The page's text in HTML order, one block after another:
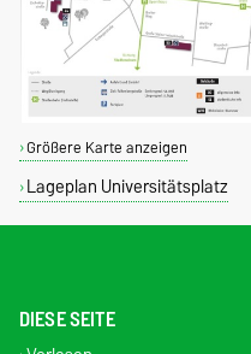
Größere Karte anzeigen
Lageplan Universitätsplatz
DIESE SEITE